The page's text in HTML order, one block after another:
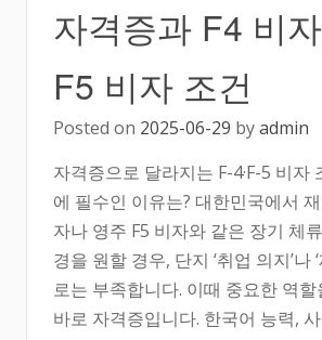
자격증과 F4 비
F5 비자 조건
Posted on 2025-06-29 byadmin
자격증으로 달라지는 F-4·F-5 비자
에 필수인 이유는? 대한민국에서
자나 영주 F5 비자와 같은 장기 체
경을 원할 경우, 단지 ‘취업 의지’나
로는 부족합니다. 이때 중요한 역할
바로 자격증입니다. 한국어 능력,